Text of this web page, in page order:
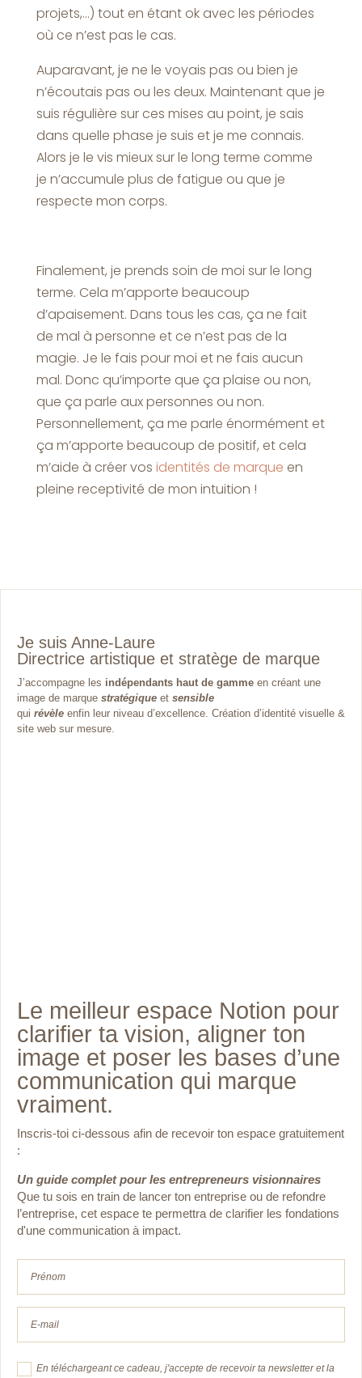
projets,…) tout en étant ok avec les périodes
où ce n’est pas le cas.
Auparavant, je ne le voyais pas ou bien je
n’écoutais pas ou les deux. Maintenant que je
suis régulière sur ces mises au point, je sais
dans quelle phase je suis et je me connais.
Alors je le vis mieux sur le long terme comme
je n’accumule plus de fatigue ou que je
respecte mon corps.
Finalement, je prends soin de moi sur le long
terme. Cela m’apporte beaucoup
d’apaisement. Dans tous les cas, ça ne fait
de mal à personne et ce n’est pas de la
magie. Je le fais pour moi et ne fais aucun
mal. Donc qu’importe que ça plaise ou non,
que ça parle aux personnes ou non.
Personnellement, ça me parle énormément et
ça m’apporte beaucoup de positif, et cela
m’aide à créer vos identités de marque en
pleine receptivité de mon intuition !
Je suis Anne-Laure
Directrice artistique et stratège de marque
J’accompagne les indépendants haut de gamme en créant une
image de marque stratégique et sensible
qui révèle enfin leur niveau d’excellence. Création d’identité visuelle &
site web sur mesure.
Le meilleur espace Notion pour
clarifier ta vision, aligner ton
image et poser les bases d’une
communication qui marque
vraiment.
Inscris-toi ci-dessous afin de recevoir ton espace gratuitement
:
Un guide complet pour les entrepreneurs visionnaires
Que tu sois en train de lancer ton entreprise ou de refondre
l’entreprise, cet espace te permettra de clarifier les fondations
d'une communication à impact.
En téléchargeant ce cadeau, j'accepte de recevoir ta newsletter et la